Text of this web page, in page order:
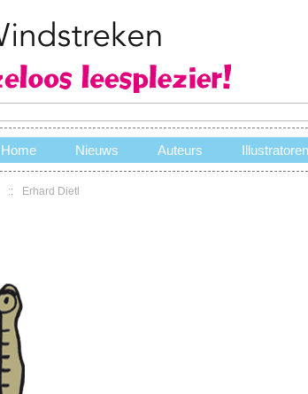
:: Erhard Dietl
Home Nieuws Auteurs Illustratoren